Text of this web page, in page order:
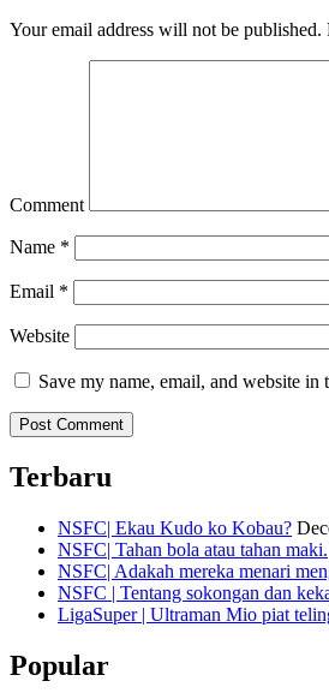
Your email address will not be published.
Comment
Name *
Email *
Website
Save my name, email, and website
Terbaru
NSFC| Ekau Kudo ko Kobau?
NSFC| Tahan bola atau tahan maki.
NSFC| Adakah mereka menari
NSFC | Tentang sokongan dan
LigaSuper | Ultraman Mio piat
Popular